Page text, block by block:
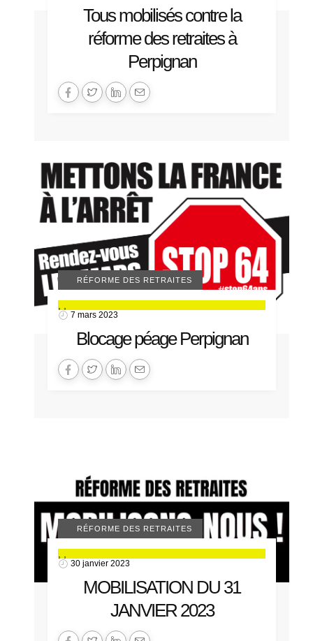
Tous mobilisés contre la
réforme des retraites à
Perpignan
ACTUALITÉS 66
,
MANIFESTATIONS
,
RÉFORME DES RETRAITES
7 mars 2023
Blocage péage Perpignan
ACTUALITÉS 66
MANIFESTATIONS
RÉFORME DES RETRAITES
30 janvier 2023
MOBILISATION DU 31
JANVIER 2023